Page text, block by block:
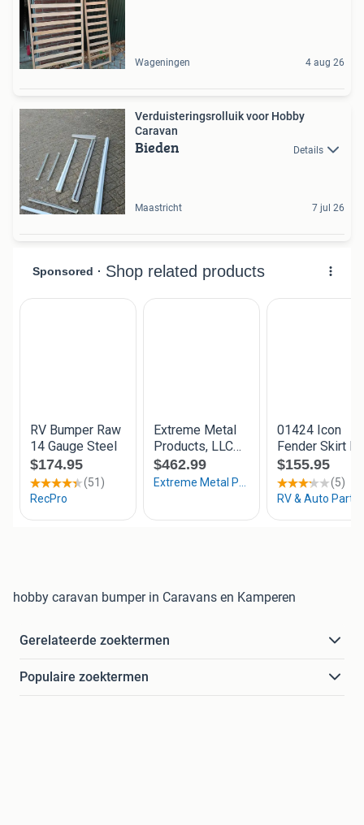
Wageningen 4 aug 26
Verduisteringsrolluik voor Hobby
Caravan
Bieden Details
Maastricht 7 jul 26
hobby caravan bumper in Caravans en Kamperen
Gerelateerde zoektermen
Populaire zoektermen